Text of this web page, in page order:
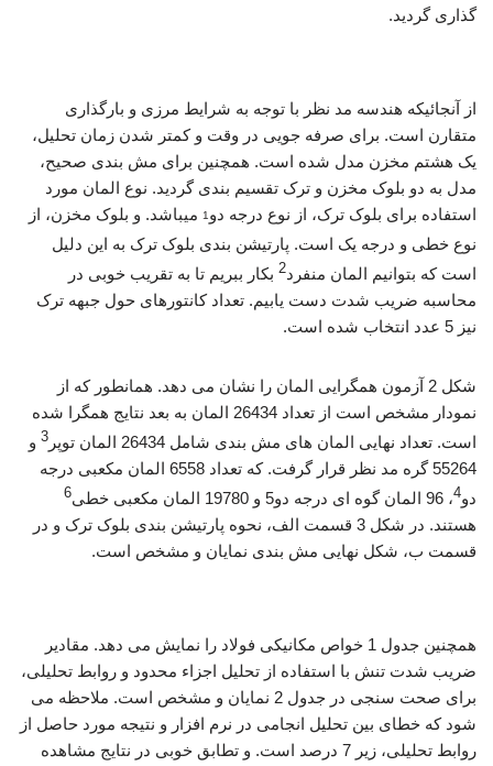
گذاری گردید.
از آنجائیکه هندسه مد نظر با توجه به شرایط مرزی و بارگذاری
متقارن است. برای صرفه جویی در وقت و کمتر شدن زمان تحلیل،
یک هشتم مخزن مدل شده است. همچنین برای مش بندی صحیح،
مدل به دو بلوک مخزن و ترک تقسیم بندی گردید. نوع المان مورد
استفاده برای بلوک ترک، از نوع درجه دو 1 میباشد. و بلوک مخزن، از
نوع خطی و درجه یک است. پارتیشن بندی بلوک ترک به این دلیل
است که بتوانیم المان منفرد2 بکار ببریم تا به تقریب خوبی در
محاسبه ضریب شدت دست یابیم. تعداد کانتورهای حول جبهه ترک
نیز 5 عدد انتخاب شده است.
شکل 2 آزمون همگرایی المان را نشان می دهد. همانطور که از
نمودار مشخص است از تعداد 26434 المان به بعد نتایج همگرا شده
است. تعداد نهایی المان های مش بندی شامل 26434 المان توپر
3 و
55264 گره مد نظر قرار گرفت. که تعداد 6558 المان مکعبی درجه
دو4، 96 المان گوه ای درجه دو5 و 19780 المان مکعبی خطی 6
هستند. در شکل 3 قسمت الف، نحوه پارتیشن بندی بلوک ترک و در
قسمت ب، شکل نهایی مش بندی نمایان و مشخص است.
همچنین جدول 1 خواص مکانیکی فولاد را نمایش می دهد. مقادیر
ضریب شدت تنش با استفاده از تحلیل اجزاء محدود و روابط تحلیلی،
برای صحت سنجی در جدول 2 نمایان و مشخص است. ملاحظه می
شود که خطای بین تحلیل انجامی در نرم افزار و نتیجه مورد حاصل از
روابط تحلیلی، زیر 7 درصد است. و تطابق خوبی در نتایج مشاهده